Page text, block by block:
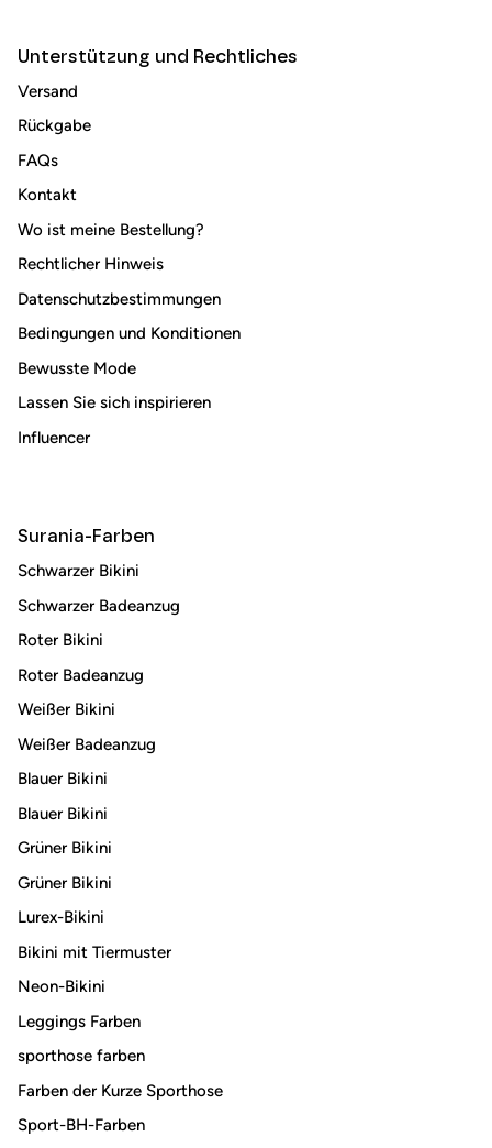
Unterstützung und Rechtliches
Versand
Rückgabe
FAQs
Kontakt
Wo ist meine Bestellung?
Rechtlicher Hinweis
Datenschutzbestimmungen
Bedingungen und Konditionen
Bewusste Mode
Lassen Sie sich inspirieren
Influencer
Surania-Farben
Schwarzer Bikini
Schwarzer Badeanzug
Roter Bikini
Roter Badeanzug
Weißer Bikini
Weißer Badeanzug
Blauer Bikini
Blauer Bikini
Grüner Bikini
Grüner Bikini
Lurex-Bikini
Bikini mit Tiermuster
Neon-Bikini
Leggings Farben
sporthose farben
Farben der Kurze Sporthose
Sport-BH-Farben
Locken Sie Ihre Kunden mit Rabatten oder exklusiven
Abonnieren